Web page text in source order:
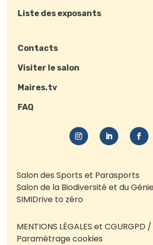
Liste des exposants
Contacts
Visiter le salon
Maires.tv
FAQ
Salon des Sports et Parasports
Salon de la Biodiversité et du
SIMIDrive to zéro
MENTIONS LÉGALES et CGURGPD
Paramétrage cookies